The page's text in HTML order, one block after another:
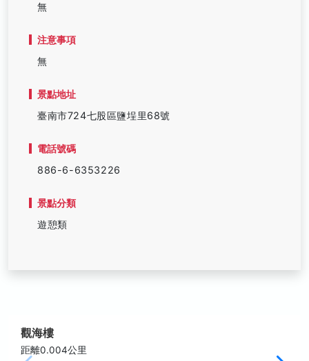
無
注意事項
無
景點地址
臺南市724七股區鹽埕里68號
電話號碼
886-6-6353226
景點分類
遊憩類
觀海樓
距離0.004公里